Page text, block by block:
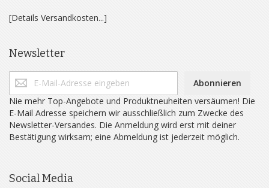
[Details Versandkosten...]
Newsletter
Abonnieren
Nie mehr Top-Angebote und Produktneuheiten versäumen! Die
E-Mail Adresse speichern wir ausschließlich zum Zwecke des
Newsletter-Versandes. Die Anmeldung wird erst mit deiner
Bestätigung wirksam; eine Abmeldung ist jederzeit möglich.
Social Media